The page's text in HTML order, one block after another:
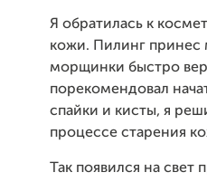
Я обратилась к
кожи. Пилинг принес
морщинки быстро
порекомендовал
спайки и кисты, я
процессе старения
Так появился на свет